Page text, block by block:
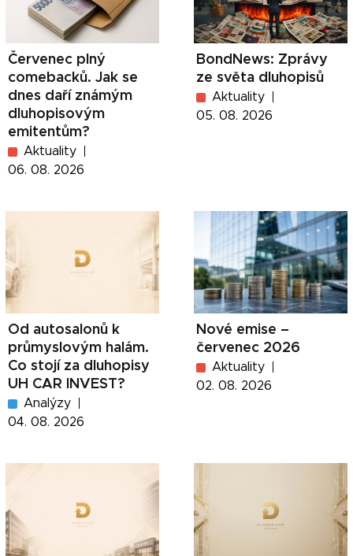
Červenec plný
comebacků. Jak se
dnes daří známým
dluhopisovým
emitentům?
Aktuality
06. 08. 2026
BondNews: Zprávy
ze světa dluhopisů
Aktuality
05. 08. 2026
Od autosalonů k
průmyslovým halám.
Co stojí za dluhopisy
UH CAR INVEST?
Analýzy
04. 08. 2026
Nové emise –
červenec 2026
Aktuality
02. 08. 2026